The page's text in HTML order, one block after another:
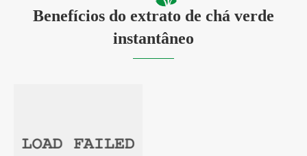
Benefícios do extrato de chá verde
instantâneo